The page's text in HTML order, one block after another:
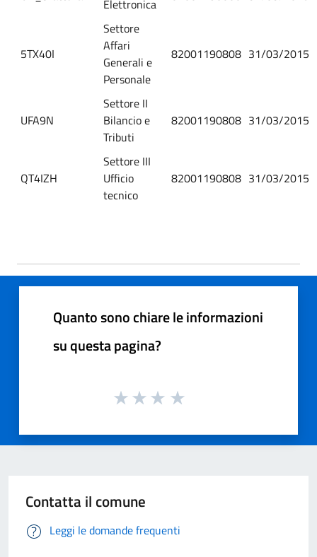
Elettronica
5TX40I
Settore
Affari
Generali e
Personale
82001190808 31/03/2015
UFA9N
Settore II
Bilancio e
Tributi
82001190808 31/03/2015
QT4IZH
Settore III
Ufficio
tecnico
82001190808 31/03/2015
Quanto sono chiare le informazioni
su questa pagina?
Contatta il comune
Leggi le domande frequenti